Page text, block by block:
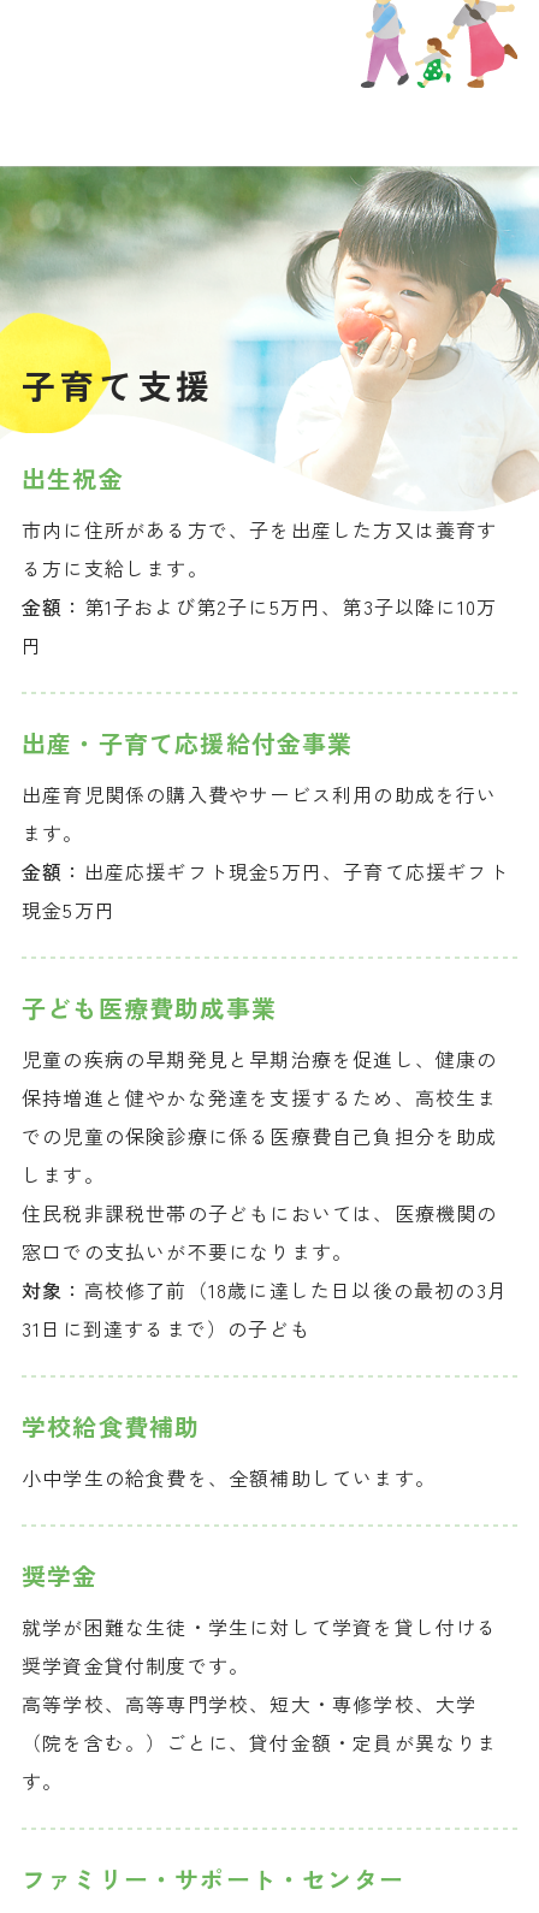
子育て支援
出生祝金
市内に住所がある方で、子を出産した方又は養育す
る方に支給します。
金額： 第1子および第2子に5万円、第3子以降に10万
円
出産・子育て応援給付金事業
出産育児関係の購入費やサービス利用の助成を行い
ます。
金額： 出産応援ギフト現金5万円、子育て応援ギフト
現金5万円
子ども医療費助成事業
児童の疾病の早期発見と早期治療を促進し、健康の
保持増進と健やかな発達を支援するため、高校生ま
での児童の保険診療に係る医療費自己負担分を助成
します。
住民税非課税世帯の子どもにおいては、医療機関の
窓口での支払いが不要になります。
対象： 高校修了前（18歳に達した日以後の最初の3月
31日に到達するまで）の子ども
学校給食費補助
小中学生の給食費を、全額補助しています。
奨学金
就学が困難な生徒・学生に対して学資を貸し付ける
奨学資金貸付制度です。
高等学校、高等専門学校、短大・専修学校、大学
（院を含む。）ごとに、貸付金額・定員が異なりま
す。
ファミリー・ サポート・センター